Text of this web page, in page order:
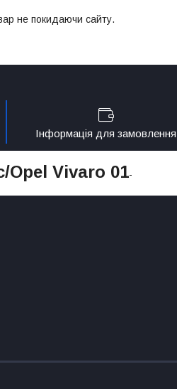
не покидаючи сайту.
Інформація для замовлення
Opel Vivaro 01-